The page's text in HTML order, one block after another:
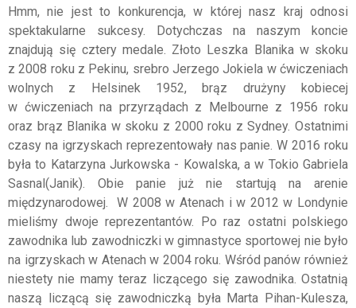
Hmm, nie jest to konkurencja, w której nasz kraj odnosi
spektakularne sukcesy. Dotychczas na naszym koncie
znajdują się cztery medale. Złoto Leszka Blanika w skoku
z 2008 roku z Pekinu, srebro Jerzego Jokiela w ćwiczeniach
wolnych z Helsinek 1952, brąz drużyny kobiecej
w ćwiczeniach na przyrządach z Melbourne z 1956 roku
oraz brąz Blanika w skoku z 2000 roku z Sydney. Ostatnimi
czasy na igrzyskach reprezentowały nas panie. W 2016 roku
była to Katarzyna Jurkowska - Kowalska, a w Tokio Gabriela
Sasnal(Janik). Obie panie już nie startują na arenie
międzynarodowej. W 2008 w Atenach i w 2012 w Londynie
mieliśmy dwoje reprezentantów. Po raz ostatni polskiego
zawodnika lub zawodniczki w gimnastyce sportowej nie było
na igrzyskach w Atenach w 2004 roku. Wśród panów również
niestety nie mamy teraz liczącego się zawodnika. Ostatnią
naszą liczącą się zawodniczką była Marta Pihan-Kulesza,